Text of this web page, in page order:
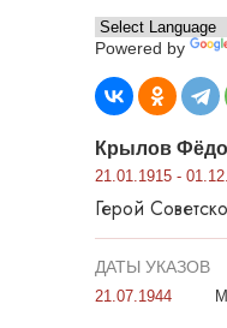
Powered by
Крылов
21.01.1915 -
Герой
ДАТЫ УКАЗОВ
21.07.1944